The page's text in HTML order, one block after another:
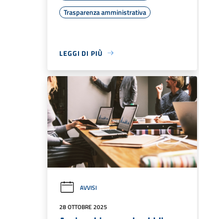
Trasparenza amministrativa
LEGGI DI PIÙ
AVVISI
28 OTTOBRE 2025